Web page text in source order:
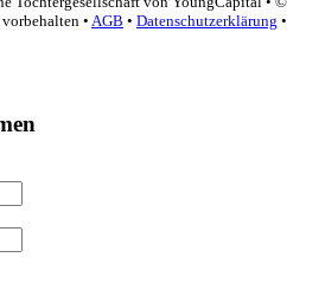
• AGB • Datenschutzerklärung •